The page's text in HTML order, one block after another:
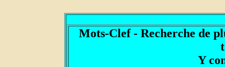
Mots-Clef - Recherche de
Y